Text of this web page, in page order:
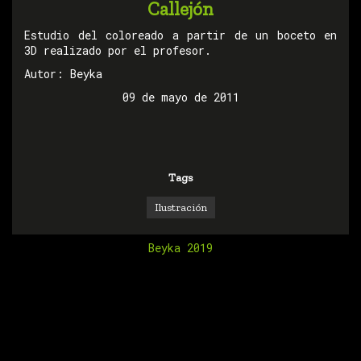
Callejón
Estudio del coloreado a partir de un boceto en
3D realizado por el profesor.
Autor: Beyka
09 de mayo de 2011
Tags
Ilustración
Beyka 2019